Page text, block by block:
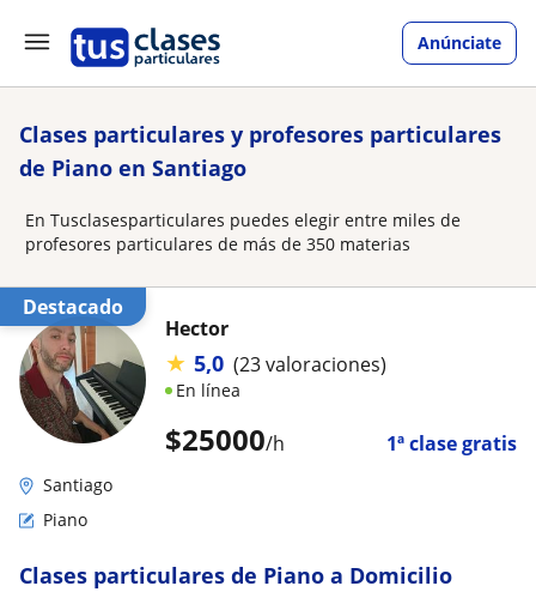
Anúnciate
Clases particulares y profesores particulares
de Piano en Santiago
En Tusclasesparticulares puedes elegir entre miles de
profesores particulares de más de 350 materias
Destacado
$25000/h 1ª clase gratis
Hector
★ 5,0 (23 valoraciones)
En línea
Santiago
Piano
Clases particulares de Piano a Domicilio